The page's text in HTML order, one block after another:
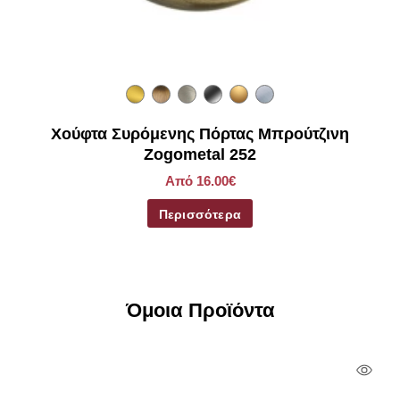
Χούφτα Συρόμενης Πόρτας Μπρούτζινη
Zogometal 252
Από 16.00€
Περισσότερα
Όμοια Προϊόντα